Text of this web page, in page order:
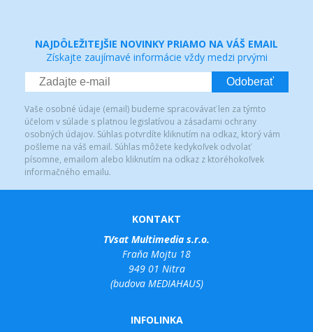
NAJDÔLEŽITEJŠIE NOVINKY PRIAMO NA VÁŠ EMAIL
Získajte zaujímavé informácie vždy medzi prvými
Odoberať
Vaše osobné údaje (email) budeme spracovávať len za týmto
účelom v súlade s platnou legislatívou a zásadami ochrany
osobných údajov. Súhlas potvrdíte kliknutím na odkaz, ktorý vám
pošleme na váš email. Súhlas môžete kedykoľvek odvolať
písomne, emailom alebo kliknutím na odkaz z ktoréhokoľvek
informačného emailu.
KONTAKT
TVsat Multimedia s.r.o.
Fraňa Mojtu 18
949 01 Nitra
(budova MEDIAHAUS)
INFOLINKA